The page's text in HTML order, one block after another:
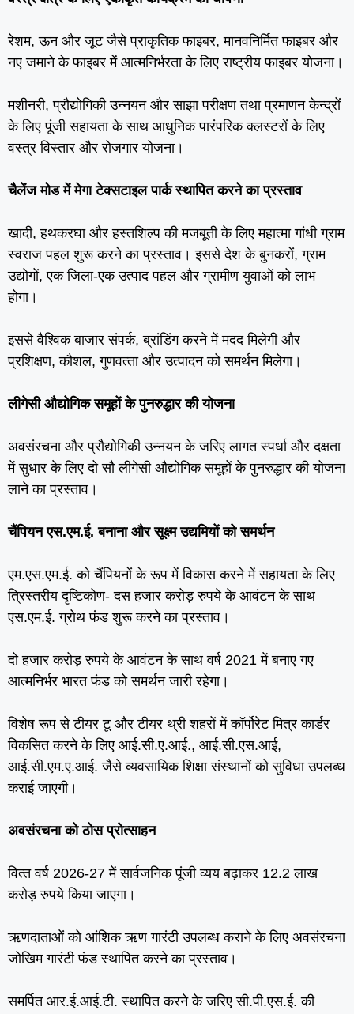
रेशम, ऊन और जूट जैसे प्राकृतिक फाइबर, मानवनिर्मित फाइबर और
नए जमाने के फाइबर में आत्‍मनिर्भरता के लिए राष्‍ट्रीय फाइबर योजना।
मशीनरी, प्रौद्योगिकी उन्‍नयन और साझा परीक्षण तथा प्रमाणन केन्‍द्रों
के लिए पूंजी सहायता के साथ आधुनिक पारंपरिक क्‍लस्‍टरों के लिए
वस्‍त्र विस्‍तार और रोजगार योजना।
चैलेंज मोड में मेगा टेक्‍सटाइल पार्क स्‍थापित करने का प्रस्‍ताव
खादी, हथकरघा और हस्‍तशिल्‍प की मजबूती के लिए महात्‍मा गांधी ग्राम
स्‍वराज पहल शुरू करने का प्रस्‍ताव। इससे देश के बुनकरों, ग्राम
उद्योगों, एक जिला-एक उत्‍पाद पहल और ग्रामीण युवाओं को लाभ
होगा।
इससे वैश्विक बाजार संपर्क, ब्रांडिंग करने में मदद मिलेगी और
प्रशिक्षण, कौशल, गुणवत्‍ता और उत्‍पादन को समर्थन मिलेगा।
लीगेसी औद्योगिक समूहों के पुनरुद्धार की योजना
अवसंरचना और प्रौद्योगिकी उन्‍नयन के जरिए लागत स्‍पर्धा और दक्षता
में सुधार के लिए दो सौ लीगेसी औद्योगिक समूहों के पुनरुद्धार की योजना
लाने का प्रस्‍ताव।
चैंपियन एस.एम.ई. बनाना और सूक्ष्‍म उद्यमियों को समर्थन
एम.एस.एम.ई. को चैंपियनों के रूप में विकास करने में सहायता के लिए
त्रिस्‍तरीय दृष्टिकोण- दस हजार करोड़ रुपये के आवंटन के साथ
एस.एम.ई. ग्रोथ फंड शुरू करने का प्रस्‍ताव।
दो हजार करोड़ रुपये के आवंटन के साथ वर्ष 2021 में बनाए गए
आत्‍मनिर्भर भारत फंड को समर्थन जारी रहेगा।
विशेष रूप से टीयर टू और टीयर थ्री शहरों में कॉर्पोरेट मित्र कार्डर
विकसित करने के लिए आई.सी.ए.आई., आई.सी.एस.आई,
आई.सी.एम.ए.आई. जैसे व्‍यवसायिक शिक्षा संस्‍थानों को सुविधा उपलब्‍ध
कराई जाएगी।
अवसंरचना को ठोस प्रोत्‍साहन
वित्‍त वर्ष 2026-27 में सार्वजनिक पूंजी व्‍यय बढ़ाकर 12.2 लाख
करोड़ रुपये किया जाएगा।
ऋणदाताओं को आंशिक ऋण गारंटी उपलब्‍ध कराने के लिए अवसंरचना
जोखिम गारंटी फंड स्‍थापित करने का प्रस्‍ताव।
समर्पित आर.ई.आई.टी. स्थापित करने के जरिए सी.पी.एस.ई. की